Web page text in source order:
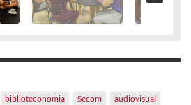
biblioteconomia Secom
audiovisual